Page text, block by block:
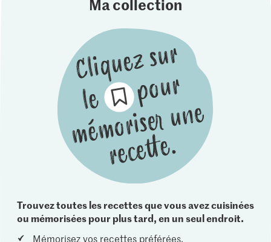
Ma collection
Trouvez toutes les recettes que vous avez cuisinées
ou mémorisées pour plus tard, en un seul endroit.
Mémorisez vos recettes préférées.